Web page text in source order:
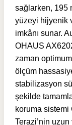
sağlarken, 195
yüzeyi hijyenik
imkânı sunar.
OHAUS
zaman
ölçüm
stabilizasyon
şekilde
koruma
Terazi’nin